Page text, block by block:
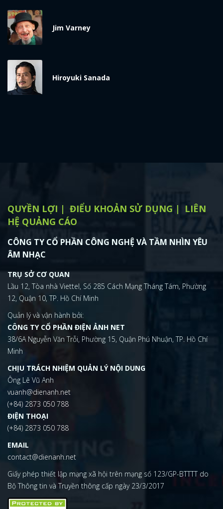
Jim Varney
Hiroyuki Sanada
QUYỀN LỢI ĐIỂU KHOẢN SỬ DỤNG
LIÊN
HỆ QUẢNG CÁO
CÔNG TY CỔ PHẦN CÔNG NGHỆ VÀ TẦM NHÌN YÊU
ÂM NHẠC
TRỤ SỞ CƠ QUAN
Lầu 12, Tòa nhà Viettel, Số 285 Cách Mạng Tháng Tám, Phường
12, Quận 10, TP. Hồ Chí Minh
Quản lý và vận hành bởi:
CÔNG TY CỔ PHẦN ĐIỆN ẢNH NET
38/6A Nguyễn Văn Trỗi, Phường 15, Quận Phú Nhuận, TP. Hồ Chí
Minh
CHỊU TRÁCH NHIỆM QUẢN LÝ NỘI DUNG
Ông Lê Vũ Anh
vuanh@dienanh.net
(+84) 2873 050 788
ĐIỆN THOẠI
(+84) 2873 050 788
EMAIL
contact@dienanh.net
Giấy phép thiết lập mạng xã hội trên mạng số 123/GP-BTTTT do
Bộ Thông tin và Truyền thông cấp ngày 23/3/2017